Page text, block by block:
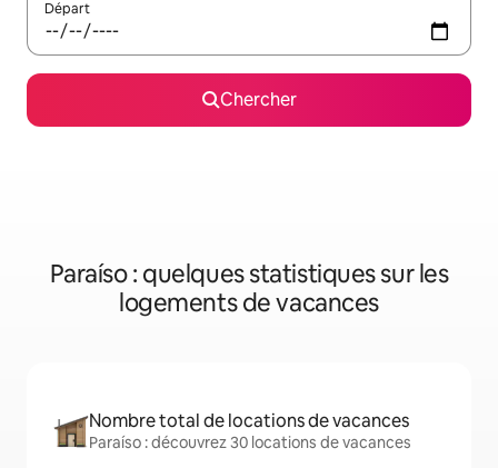
Départ
Chercher
Paraíso : quelques statistiques sur les
logements de vacances
Nombre total de locations de vacances
Paraíso : découvrez 30 locations de vacances